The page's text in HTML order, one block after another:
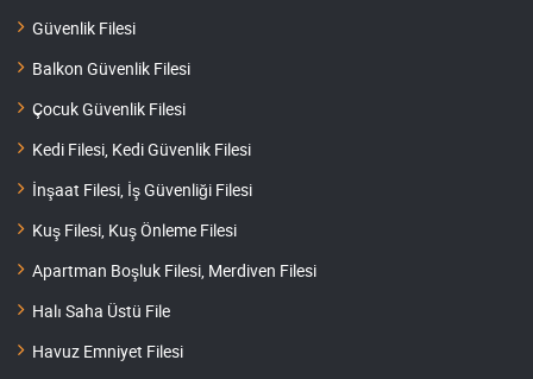
Güvenlik Filesi
Balkon Güvenlik Filesi
Çocuk Güvenlik Filesi
Kedi Filesi, Kedi Güvenlik Filesi
İnşaat Filesi, İş Güvenliği Filesi
Kuş Filesi, Kuş Önleme Filesi
Apartman Boşluk Filesi, Merdiven Filesi
Halı Saha Üstü File
Havuz Emniyet Filesi